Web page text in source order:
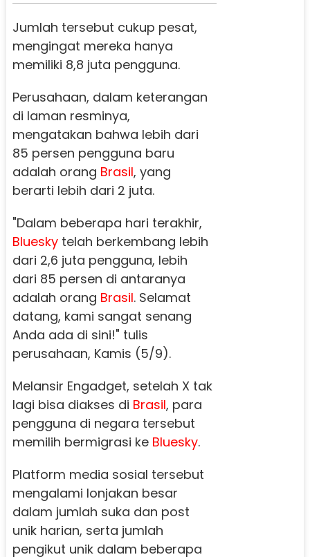
Jumlah tersebut cukup pesat,
mengingat mereka hanya
memiliki 8,8 juta pengguna.
Perusahaan, dalam keterangan
di laman resminya,
mengatakan bahwa lebih dari
85 persen pengguna baru
adalah orang Brasil, yang
berarti lebih dari 2 juta.
"Dalam beberapa hari terakhir,
Blueskytelah berkembang lebih
dari 2,6 juta pengguna, lebih
dari 85 persen di antaranya
adalah orang Brasil. Selamat
datang, kami sangat senang
Anda ada di sini!" tulis
perusahaan, Kamis (5/9).
Melansir Engadget, setelah X tak
lagi bisa diakses di Brasil, para
pengguna di negara tersebut
memilih bermigrasi ke Bluesky.
Platform media sosial tersebut
mengalami lonjakan besar
dalam jumlah suka dan post
unik harian, serta jumlah
pengikut unik dalam beberapa